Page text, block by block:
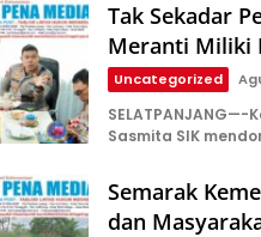
Tak Sekadar
Meranti Miliki
Uncategorized
Sasmita SIK
Semarak
dan